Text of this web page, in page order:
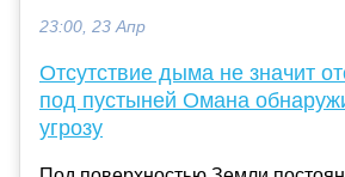
23:00, 23 Апр
Отсутствие дыма не значит
под пустыней Омана
угрозу